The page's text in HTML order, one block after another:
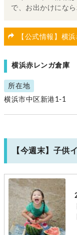
で、お出かけにな
【公式情報】横
横浜赤レンガ倉庫
所在地
横浜市中区新港1-1
【今週末】子供